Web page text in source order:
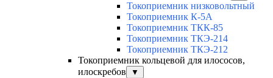
Токоприемник низковольтный
Токоприемник К-5А
Токоприемник ТКК-85
Токоприемник ТКЭ-214
Токоприемник ТКЭ-212
Токоприемник кольцевой для илососов,
илоскребов
▼